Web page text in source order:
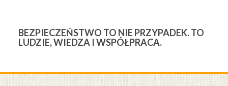
BEZPIECZEŃSTWO TO NIE PRZYPADEK. TO
LUDZIE, WIEDZA I WSPÓŁPRACA.